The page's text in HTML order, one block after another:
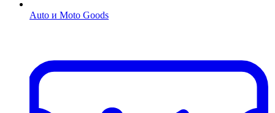
Auto и Moto Goods